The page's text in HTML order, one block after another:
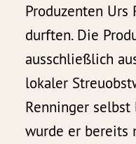
Produzenten Urs
durften. Die
ausschließlich
lokaler
Renninger
wurde er bereits